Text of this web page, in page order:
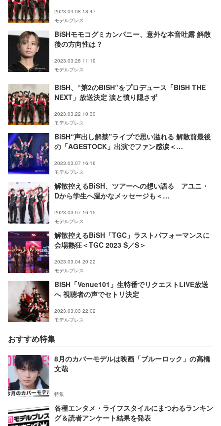
2023.04.08 18:47
モデルプレス
BiSHモモコグミカンパニー、意外な本音吐露 解散
後の方向性は？
2023.03.28 11:19
モデルプレス
BiSH、“第2のBiSH”をプロデュース「BiSH THE
NEXT」放送決定 涙と憤り隠さず
2023.03.22 10:30
モデルプレス
BiSH“声出し解禁”ライブで思い溢れる 解散前最後
の「AGESTOCK」出演でファン感涙＜
2023.03.07 16:16
モデルプレス
解散控えるBiSH、ツアーへの想い語る アユニ・
Dから学生へ温かなメッセージも＜
2023.03.07 16:15
モデルプレス
解散控えるBiSH「TGC」ラストパフォーマンスに
会場熱狂＜TGC 2023 S／S＞
2023.03.04 20:22
モデルプレス
BiSH「Venue101」生特番でリクエストLIVE放送
へ 視聴者の声でセトリ決定
2023.03.03 22:02
モデルプレス
おすすめ特集
8月のカバーモデルは映画「ブルーロック」の高橋
文哉
特集
各種エンタメ・ライフスタイルにまつわるランキン
グ＆読者アンケート結果を発表